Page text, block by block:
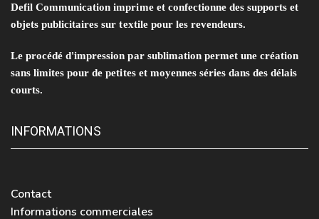
Defil Communication imprime et confectionne des supports et
objets publicitaires sur textile pour les revendeurs.
Le procédé d'impression par sublimation permet une création
sans limites pour de petites et moyennes séries dans des délais
courts.
INFORMATIONS
Contact
Informations commerciales